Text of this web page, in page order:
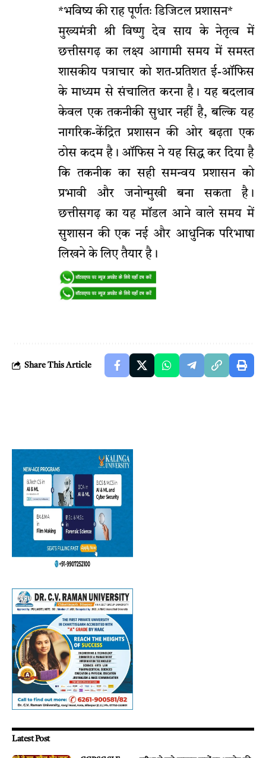
*भविष्य की राह पूर्णतः डिजिटल प्रशासन*
मुख्यमंत्री श्री विष्णु देव साय के नेतृत्व में
छत्तीसगढ़ का लक्ष्य आगामी समय में समस्त
शासकीय पत्राचार को शत-प्रतिशत ई-ऑफिस
के माध्यम से संचालित करना है। यह बदलाव
केवल एक तकनीकी सुधार नहीं है, बल्कि यह
नागरिक-केंद्रित प्रशासन की ओर बढ़ता एक
ठोस कदम है। ऑफिस ने यह सिद्ध कर दिया है
कि तकनीक का सही समन्वय प्रशासन को
प्रभावी और जनोन्मुखी बना सकता है।
छत्तीसगढ़ का यह मॉडल आने वाले समय में
सुशासन की एक नई और आधुनिक परिभाषा
लिखने के लिए तैयार है।
Share This Article
Latest Post